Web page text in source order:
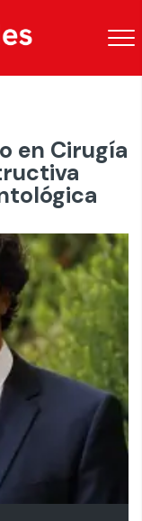
en Cirugía